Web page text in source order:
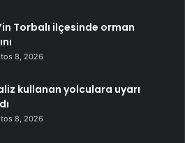
Torbalı ilçesinde orman
8, 2026
kullanan yolculara uyarı
8, 2026